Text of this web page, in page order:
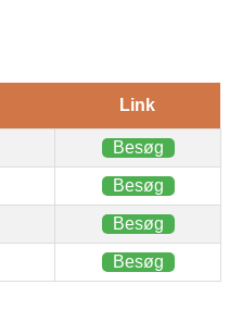
Link
Besøg
Besøg
Besøg
Besøg